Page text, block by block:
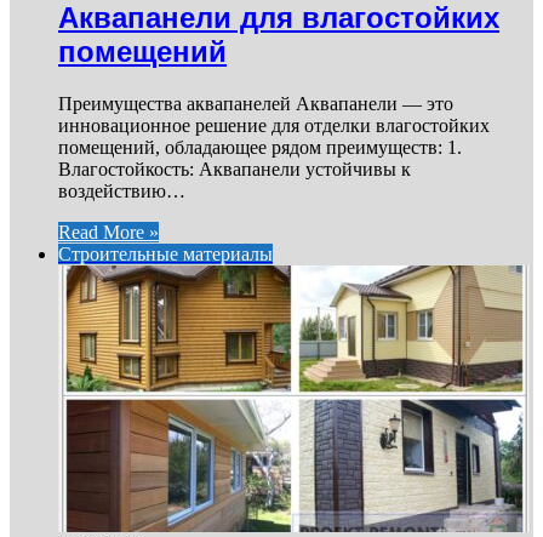
Аквапанели для влагостойких
помещений
Преимущества аквапанелей Аквапанели — это
инновационное решение для отделки влагостойких
помещений, обладающее рядом преимуществ: 1.
Влагостойкость: Аквапанели устойчивы к
воздействию…
Read More »
Строительные материалы